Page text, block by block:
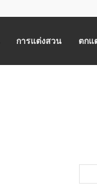
การแต่งสวน ตกแ